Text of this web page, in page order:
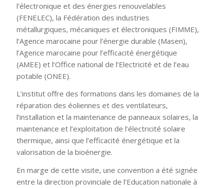
l’électronique et des énergies renouvelables
(FENELEC), la Fédération des industries
métallurgiques, mécaniques et électroniques (FIMME),
l’Agence marocaine pour l’énergie durable (Masen),
l’Agence marocaine pour l’efficacité énergétique
(AMEE) et l’Office national de l’Electricité et de l’eau
potable (ONEE).
L’institut offre des formations dans les domaines de la
réparation des éoliennes et des ventilateurs,
l’installation et la maintenance de panneaux solaires, la
maintenance et l’exploitation de l’électricité solaire
thermique, ainsi que l’efficacité énergétique et la
valorisation de la bioénergie.
En marge de cette visite, une convention a été signée
entre la direction provinciale de l’Education nationale à